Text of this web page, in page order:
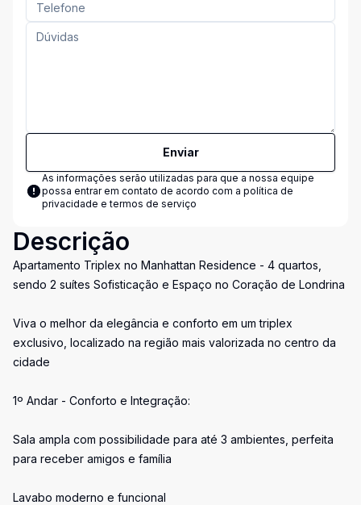
Enviar
As informações serão utilizadas para que a nossa equipe
possa entrar em contato de acordo com a política de
privacidade e termos de serviço
Descrição
Apartamento Triplex no Manhattan Residence - 4 quartos,
sendo 2 suítes Sofisticação e Espaço no Coração de Londrina
Viva o melhor da elegância e conforto em um triplex
exclusivo, localizado na região mais valorizada no centro da
cidade
1º Andar - Conforto e Integração:
Sala ampla com possibilidade para até 3 ambientes, perfeita
para receber amigos e família
Lavabo moderno e funcional